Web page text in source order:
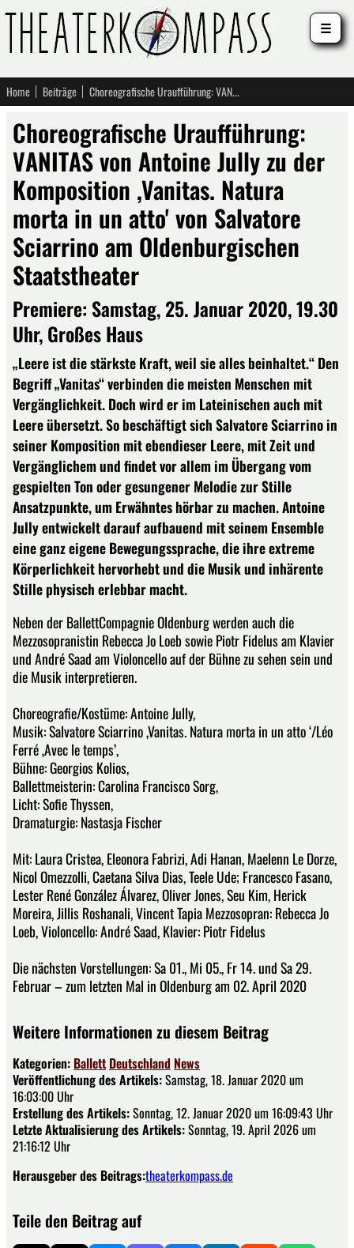
Home Beiträge Choreografische Uraufführung: VANITAS von Antoine Jully zu der Komposition ,Vanitas. Natura morta in un atto' von Salvatore Sciarrino am Oldenburgischen Staatstheater
Choreografische Uraufführung:
VANITAS von Antoine Jully zu der
Komposition ,Vanitas. Natura
morta in un atto' von Salvatore
Sciarrino am Oldenburgischen
Staatstheater
Premiere: Samstag, 25. Januar 2020, 19.30
Uhr, Großes Haus
„Leere ist die stärkste Kraft, weil sie alles beinhaltet.“ Den
Begriff „Vanitas“ verbinden die meisten Menschen mit
Vergänglichkeit. Doch wird er im Lateinischen auch mit
Leere übersetzt. So beschäftigt sich Salvatore Sciarrino in
seiner Komposition mit ebendieser Leere, mit Zeit und
Vergänglichem und findet vor allem im Übergang vom
gespielten Ton oder gesungener Melodie zur Stille
Ansatzpunkte, um Erwähntes hörbar zu machen. Antoine
Jully entwickelt darauf aufbauend mit seinem Ensemble
eine ganz eigene Bewegungssprache, die ihre extreme
Körperlichkeit hervorhebt und die Musik und inhärente
Stille physisch erlebbar macht.
Neben der BallettCompagnie Oldenburg werden auch die
Mezzosopranistin Rebecca Jo Loeb sowie Piotr Fidelus am Klavier
und André Saad am Violoncello auf der Bühne zu sehen sein und
die Musik interpretieren.
Choreografie/Kostüme: Antoine Jully,
Musik: Salvatore Sciarrino ‚Vanitas. Natura morta in un atto ‘/Léo
Ferré ‚Avec le temps’,
Bühne: Georgios Kolios,
Ballettmeisterin: Carolina Francisco Sorg,
Licht: Sofie Thyssen,
Dramaturgie: Nastasja Fischer
Mit: Laura Cristea, Eleonora Fabrizi, Adi Hanan, Maelenn Le Dorze,
Nicol Omezzolli, Caetana Silva Dias, Teele Ude; Francesco Fasano,
Lester René González Álvarez, Oliver Jones, Seu Kim, Herick
Moreira, Jillis Roshanali, Vincent Tapia Mezzosopran: Rebecca Jo
Loeb, Violoncello: André Saad, Klavier: Piotr Fidelus
Die nächsten Vorstellungen: Sa 01., Mi 05., Fr 14. und Sa 29.
Februar – zum letzten Mal in Oldenburg am 02. April 2020
Weitere Informationen zu diesem Beitrag
Kategorien: Ballett Deutschland News
Veröffentlichung des Artikels:Samstag, 18. Januar 2020 um
16:03:00 Uhr
Erstellung des Artikels:Sonntag, 12. Januar 2020 um 16:09:43 Uhr
Letzte Aktualisierung des Artikels:Sonntag, 19. April 2026 um
21:16:12 Uhr
Herausgeber des Beitrags:theaterkompass.de
Teile den Beitrag auf
☰